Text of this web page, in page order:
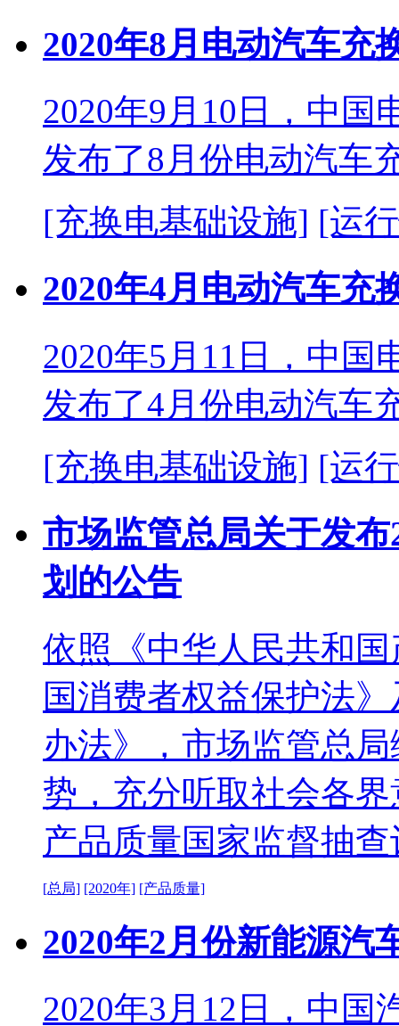
2020年8月电动汽车充
2020年9月10日，中国
发布了8月份电动汽车
[充换电基础设施] [运
2020年4月电动汽车充
2020年5月11日，中国
发布了4月份电动汽车
[充换电基础设施] [运
市场监管总局关于发
划的公告
依照《中华人民共和
国消费者权益保护法
办法》，市场监管总
势，充分听取社会各
产品质量国家监督抽
[总局] [2020年] [产品质量]
2020年2月份新能源汽
2020年3月12日，中国